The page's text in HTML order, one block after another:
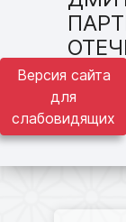
Версия сайта
для
слабовидящих
адрес: